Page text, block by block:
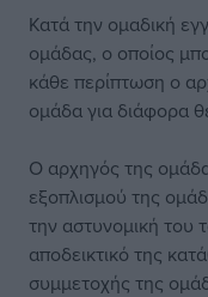
Κατά την ομαδική
ομάδας, ο οποίος
κάθε περίπτωση ο
ομάδα για διάφορα
Ο αρχηγός της
εξοπλισμού της
την αστυνομική του
αποδεικτικό της
συμμετοχής της